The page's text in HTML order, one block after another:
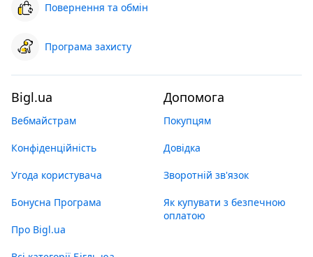
Повернення та обмін
Програма захисту
Bigl.ua
Вебмайстрам
Конфіденційність
Угода користувача
Бонусна Програма
Про Bigl.ua
Допомога
Покупцям
Довідка
Зворотній зв'язок
Як купувати з безпечною
оплатою